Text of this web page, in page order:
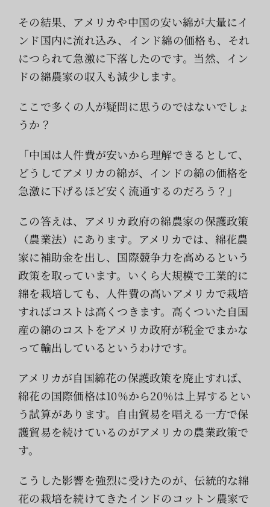
その結果、アメリカや中国の安い綿が大量にイ
ンド国内に流れ込み、インド綿の価格も、それ
につられて急激に下落したのです。当然、イン
ドの綿農家の収入も減少します。
ここで多くの人が疑問に思うのではないでしょ
うか？
「中国は人件費が安いから理解できるとして、
どうしてアメリカの綿が、インドの綿の価格を
急激に下げるほど安く流通するのだろう？」
この答えは、アメリカ政府の綿農家の保護政策
（農業法）にあります。アメリカでは、綿花農
家に補助金を出し、国際競争力を高めるという
政策を取っています。いくら大規模で工業的に
綿を栽培しても、人件費の高いアメリカで栽培
すればコストは高くつきます。高くついた自国
産の綿のコストをアメリカ政府が税金でまかな
って輸出しているというわけです。
アメリカが自国綿花の保護政策を廃止すれば、
綿花の国際価格は10％から20％は上昇するとい
う試算があります。自由貿易を唱える一方で保
護貿易を続けているのがアメリカの農業政策で
す。
こうした影響を強烈に受けたのが、伝統的な綿
花の栽培を続けてきたインドのコットン農家で